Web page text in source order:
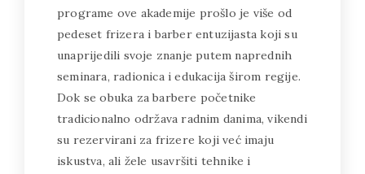
programe ove akademije prošlo je više od
pedeset frizera i barber entuzijasta koji su
unaprijedili svoje znanje putem naprednih
seminara, radionica i edukacija širom regije.
Dok se obuka za barbere početnike
tradicionalno održava radnim danima, vikendi
su rezervirani za frizere koji već imaju
iskustva, ali žele usavršiti tehnike i